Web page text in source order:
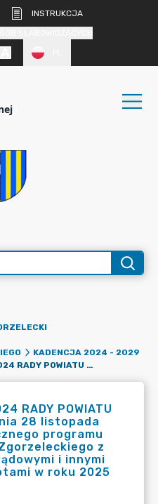
INSTRUKCJA
KADENCJA 2024 - 2029
UCHWAŁA NR X/57/2024 RADY POWIATU ZGORZELECKIEGO Z DNIA 28 LISTOPADA 2024 R. W SPRAWIE ROCZNEGO PROGRAMU WSPÓŁPRACY POWIATU ZGORZELECKIEGO Z ORGANIZACJAMI POZARZĄDOWYMI I INNYMI UPRAWNIONYMI PODMIOTAMI W ROKU 2025
RADY POWIATU
28 listopada
programu
z
i innymi
w roku 2025